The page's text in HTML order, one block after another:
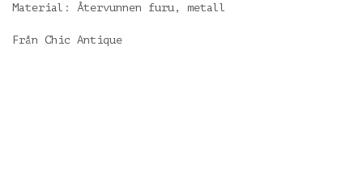
Material: Återvunnen furu, metall
Från Chic Antique